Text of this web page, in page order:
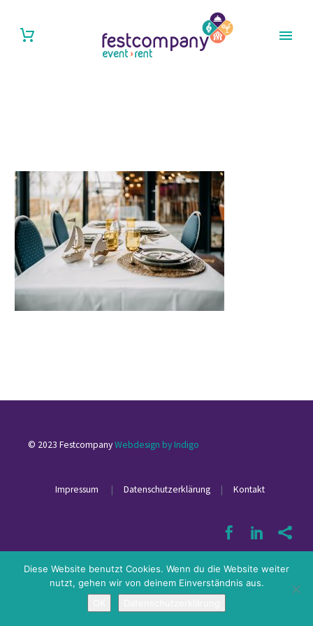
© 2023 FestcompanyWebdesign by Indigo
Impressum | Datenschutzerklärung | Kontakt
Diese Website benutzt Cookies. Wenn du die Website weiter
nutzt, gehen wir von deinem Einverständnis aus.